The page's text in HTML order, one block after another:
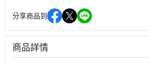
分享商品到
商品詳情